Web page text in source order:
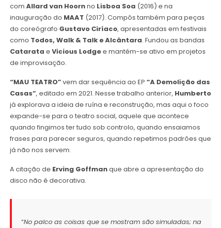
com Allard van Hoornno Lisboa Soa (2016) e na
inauguração do MAAT (2017). Compôs também para peças
do coreógrafo Gustavo Ciríaco, apresentadas em festivais
como Todos, Walk & Talk e Alcântara. Fundou as bandas
Catarata e Vicious Lodgee mantém-se ativo em projetos
de improvisação.
“MAU TEATRO”vem dar sequência ao EP “A Demolição das
Casas”, editado em 2021. Nesse trabalho anterior, Humberto
já explorava a ideia de ruína e reconstrução, mas aqui o foco
expande-se para o teatro social, aquele que acontece
quando fingimos ter tudo sob controlo, quando ensaiamos
frases para parecer seguros, quando repetimos padrões que
já não nos servem.
A citação de Erving Goffmanque abre a apresentação do
disco não é decorativa.
“No palco as coisas que se mostram são simuladas; na